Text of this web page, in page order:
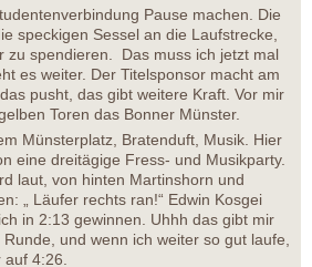
Pause machen. Die
speckigen Sessel an die Laufstrecke,
zu spendieren. Das muss ich jetzt mal
es weiter. Der Titelsponsor macht am
pusht, das gibt weitere Kraft. Vor mir
Toren das Bonner Münster.
Münsterplatz, Bratenduft, Musik. Hier
eine dreitägige Fress- und Musikparty.
laut, von hinten Martinshorn und
„ Läufer rechts ran!“ Edwin Kosgei
in 2:13 gewinnen. Uhhh das gibt mir
und wenn ich weiter so gut laufe,
auf 4:26.